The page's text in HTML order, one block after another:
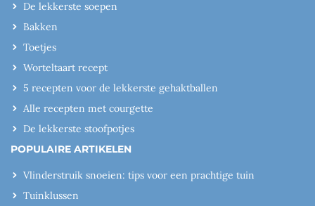
De lekkerste soepen
Bakken
Toetjes
Worteltaart recept
5 recepten voor de lekkerste gehaktballen
Alle recepten met courgette
De lekkerste stoofpotjes
POPULAIRE ARTIKELEN
Vlinderstruik snoeien: tips voor een prachtige tuin
Tuinklussen